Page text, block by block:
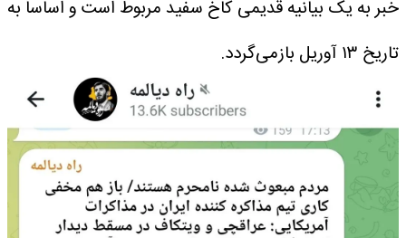
خبر به یک بیانیه قدیمی کاخ سفید مربوط است و اساساً به
تاریخ ۱۳ آوریل بازمی‌گردد.